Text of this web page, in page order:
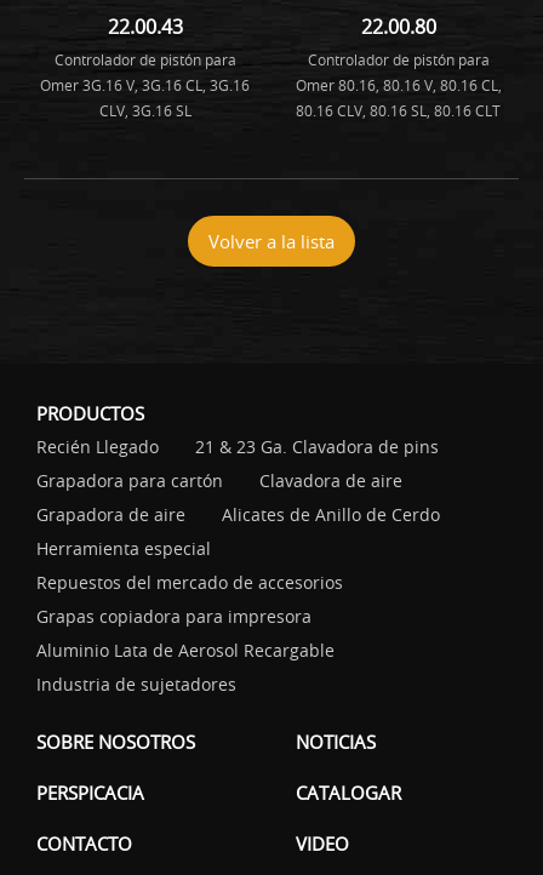
22.00.43
Controlador de pistón para
Omer 3G.16 V, 3G.16 CL, 3G.16
CLV, 3G.16 SL
22.00.80
Controlador de pistón para
Omer 80.16, 80.16 V, 80.16 CL,
80.16 CLV, 80.16 SL, 80.16 CLT
Volver a la lista
PRODUCTOS
Recién Llegado
21 & 23 Ga. Clavadora de pins
Grapadora para cartón
Clavadora de aire
Grapadora de aire
Alicates de Anillo de Cerdo
Herramienta especial
Repuestos del mercado de accesorios
Grapas copiadora para impresora
Aluminio Lata de Aerosol Recargable
Industria de sujetadores
SOBRE NOSOTROS NOTICIAS
PERSPICACIA CATALOGAR
CONTACTO VIDEO